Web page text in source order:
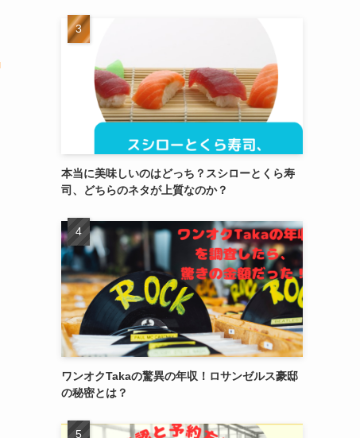
本当に美味しいのはどっち？スシローとくら寿
司、どちらのネタが上質なのか？
ワンオクTakaの驚異の年収！ロサンゼルス豪邸
の秘密とは？